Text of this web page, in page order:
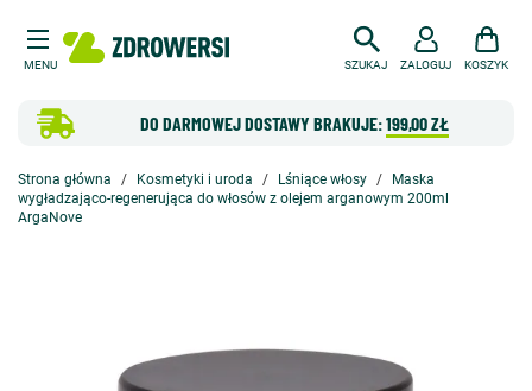
MENU SZUKAJ
DO DARMOWEJ DOSTAWY BRAKUJE:199,00 ZŁ
ZALOGUJ KOSZYK
Strona główna Kosmetyki i uroda Lśniące włosy
Maska
wygładzająco-regenerująca do włosów z olejem arganowym 200ml
ArgaNove